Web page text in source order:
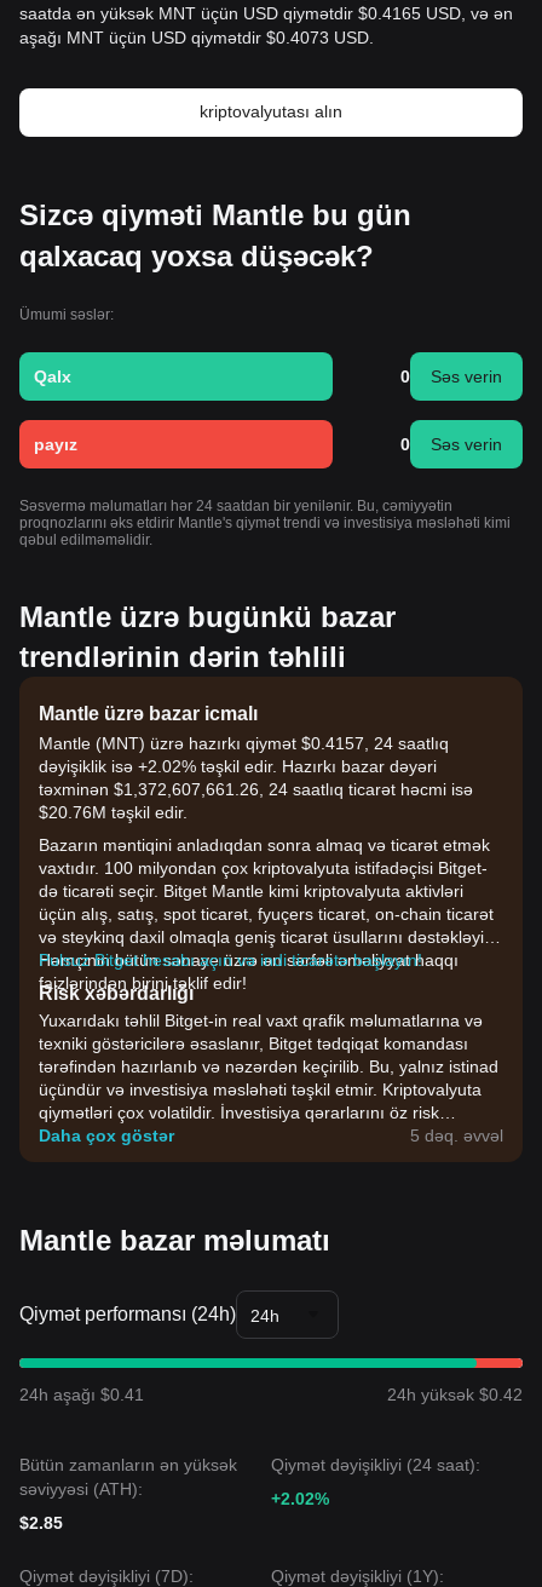
saatda ən yüksək MNT üçün USD qiymətdir $0.4165 USD, və ən
aşağı MNT üçün USD qiymətdir $0.4073 USD.
kriptovalyutası alın
Sizcə qiyməti Mantle bu gün
qalxacaq yoxsa düşəcək?
Ümumi səslər:
Qalx 0 Səs verin
payız 0 Səs verin
Səsvermə məlumatları hər 24 saatdan bir yenilənir. Bu, cəmiyyətin
proqnozlarını əks etdirir Mantle's qiymət trendi və investisiya məsləhəti kimi
qəbul edilməməlidir.
Mantle üzrə bugünkü bazar
trendlərinin dərin təhlili
Mantle üzrə bazar icmalı
Mantle (MNT) üzrə hazırkı qiymət $0.4157, 24 saatlıq
dəyişiklik isə +2.02% təşkil edir. Hazırkı bazar dəyəri
təxminən $1,372,607,661.26, 24 saatlıq ticarət həcmi isə
$20.76M təşkil edir.
Bazarın məntiqini anladıqdan sonra almaq və ticarət etmək
vaxtıdır. 100 milyondan çox kriptovalyuta istifadəçisi Bitget-
də ticarəti seçir. Bitget Mantle kimi kriptovalyuta aktivləri
üçün alış, satış, spot ticarət, fyuçers ticarət, on-chain ticarət
və steykinq daxil olmaqla geniş ticarət üsullarını dəstəkləyir.
Həmçinin bütün sənaye üzrə ən sərfəli əməliyyat haqqı
faizlərindən birini təklif edir!
Pulsuz Bitget hesabı açın və indi ticarətə başlayın!
Risk xəbərdarlığı
Yuxarıdakı təhlil Bitget-in real vaxt qrafik məlumatlarına və
texniki göstəricilərə əsaslanır, Bitget tədqiqat komandası
tərəfindən hazırlanıb və nəzərdən keçirilib. Bu, yalnız istinad
üçündür və investisiya məsləhəti təşkil etmir. Kriptovalyuta
qiymətləri çox volatildir. İnvestisiya qərarlarını öz risk
dözümlülüyünüzə əsasən verin.
Daha çox göstər 5 dəq. əvvəl
Mantle bazar məlumatı
Qiymət performansı (24h) 24h
24h aşağı $0.41 24h yüksək $0.42
Bütün zamanların ən yüksək
səviyyəsi (ATH):
$2.85
Qiymət dəyişikliyi (24 saat):
+2.02%
Qiymət dəyişikliyi (7D): Qiymət dəyişikliyi (1Y):